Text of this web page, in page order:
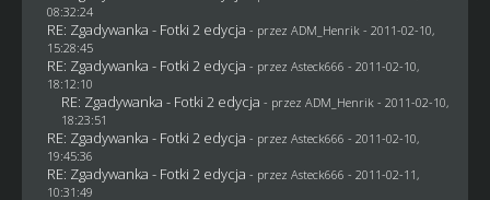
08:32:24
RE: Zgadywanka - Fotki 2 edycja - przez ADM_Henrik - 2011-02-10,
15:28:45
RE: Zgadywanka - Fotki 2 edycja - przez Asteck666 - 2011-02-10,
18:12:10
RE: Zgadywanka - Fotki 2 edycja - przez ADM_Henrik - 2011-02-10,
18:23:51
RE: Zgadywanka - Fotki 2 edycja - przez Asteck666 - 2011-02-10,
19:45:36
RE: Zgadywanka - Fotki 2 edycja - przez Asteck666 - 2011-02-11,
10:31:49